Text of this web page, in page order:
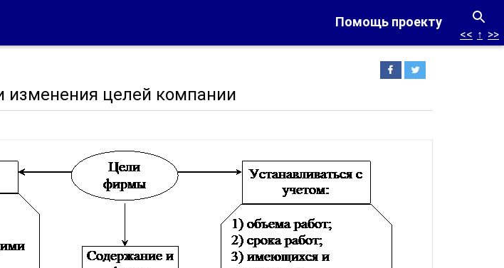
Помощь проекту
<< ↑ >>
изменения целей компании